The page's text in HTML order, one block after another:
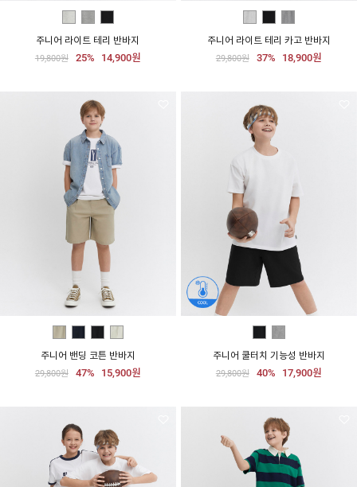
주니어 라이트 테리 반바지
19,800원 25% 14,900원
주니어 라이트 테리 카고 반바지
29,800원 37% 18,900원
주니어 밴딩 코튼 반바지
29,800원 47% 15,900원
주니어 쿨터치 기능성 반바지
29,800원 40% 17,900원